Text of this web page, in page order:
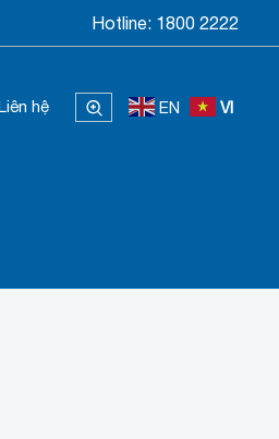
Hotline: 1800 2222
hệ EN VI